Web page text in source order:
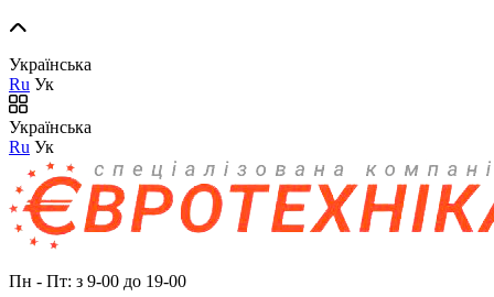
Українська
Ru Ук
Українська
Ru Ук
Пн - Пт: з 9-00 до 19-00